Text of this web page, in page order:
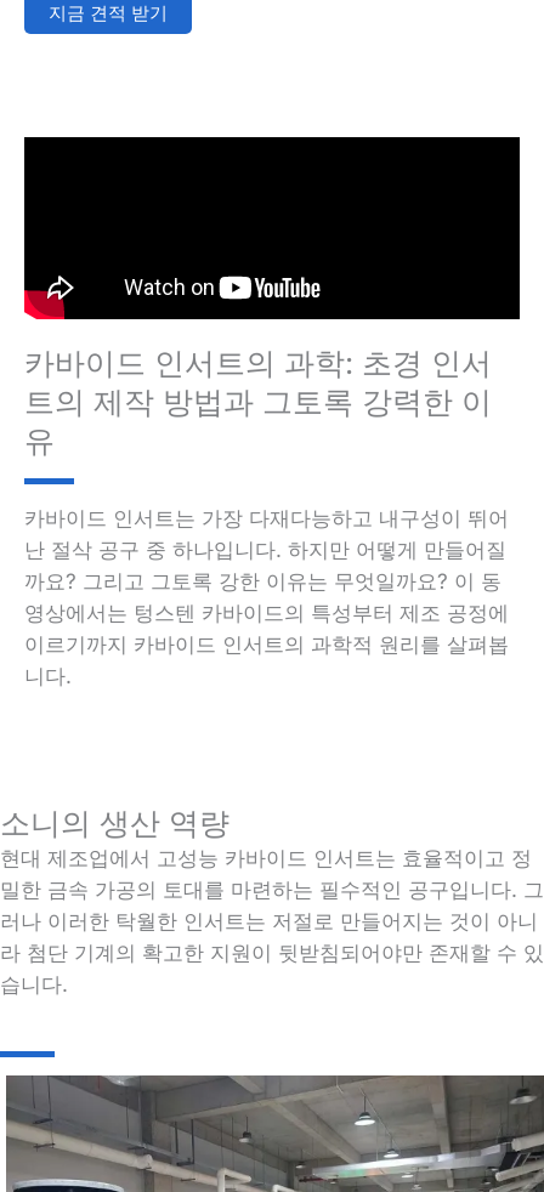
지금 견적 받기
카바이드 인서트의 과학: 초경 인서
트의 제작 방법과 그토록 강력한 이
유
카바이드 인서트는 가장 다재다능하고 내구성이 뛰어
난 절삭 공구 중 하나입니다. 하지만 어떻게 만들어질
까요? 그리고 그토록 강한 이유는 무엇일까요? 이 동
영상에서는 텅스텐 카바이드의 특성부터 제조 공정에
이르기까지 카바이드 인서트의 과학적 원리를 살펴봅
니다.
소니의 생산 역량
현대 제조업에서 고성능 카바이드 인서트는 효율적이고 정
밀한 금속 가공의 토대를 마련하는 필수적인 공구입니다. 그
러나 이러한 탁월한 인서트는 저절로 만들어지는 것이 아니
라 첨단 기계의 확고한 지원이 뒷받침되어야만 존재할 수 있
습니다.